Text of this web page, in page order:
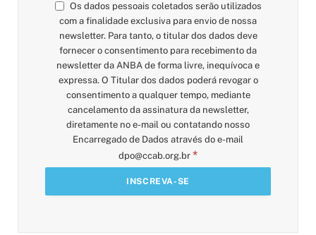
Os dados pessoais coletados serão utilizados
com a finalidade exclusiva para envio de nossa
newsletter. Para tanto, o titular dos dados deve
fornecer o consentimento para recebimento da
newsletter da ANBA de forma livre, inequívoca e
expressa. O Titular dos dados poderá revogar o
consentimento a qualquer tempo, mediante
cancelamento da assinatura da newsletter,
diretamente no e-mail ou contatando nosso
Encarregado de Dados através do e-mail
dpo@ccab.org.br *